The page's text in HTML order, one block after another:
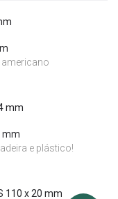
americano
mm
e plástico!